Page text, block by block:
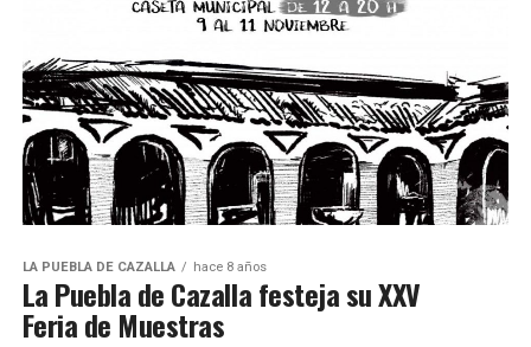
LA PUEBLA DE CAZALLA hace 8 años
La Puebla de Cazalla festeja su XXV
Feria de Muestras